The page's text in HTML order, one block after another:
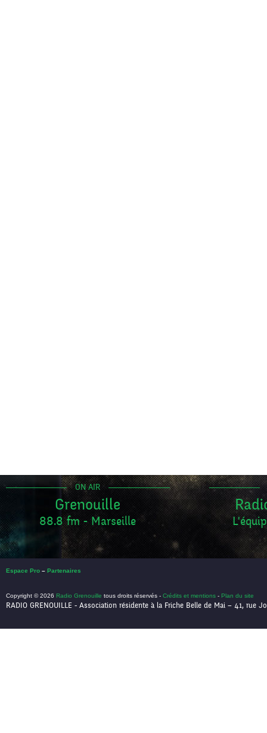
ON AIR
Grenouille
88.8 fm - Marseille
Espace Pro – Partenaires
Copyright © 2026 Radio Grenouille tous droits réservés - Crédits et mentions - Plan du site
RADIO GRENOUILLE - Association résidente à la Friche Belle de Mai – 41, rue